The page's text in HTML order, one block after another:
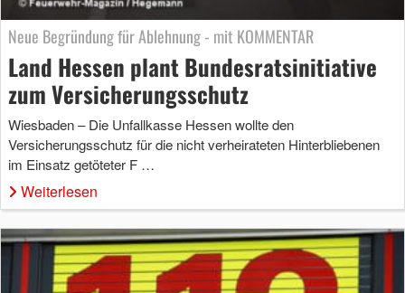
Neue Begründung für Ablehnung - mit KOMMENTAR
Land Hessen plant Bundesratsinitiative
zum Versicherungsschutz
Wiesbaden – Die Unfallkasse Hessen wollte den
Versicherungsschutz für die nicht verheirateten Hinterbliebenen
im Einsatz getöteter F …
Weiterlesen